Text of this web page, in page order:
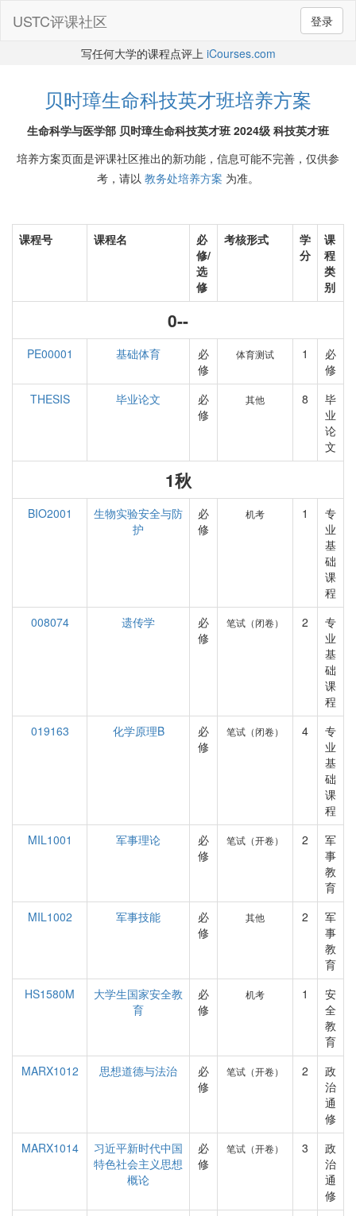
登录
USTC评课社区
写任何大学的课程点评上 iCourses.com
贝时璋生命科技英才班培养方案
生命科学与医学部 贝时璋生命科技英才班 2024级 科技英才班
培养方案页面是评课社区推出的新功能，信息可能不完善，仅供参
考，请以 教务处培养方案 为准。
课程号 课程名
必
修/
选
修
考核形式
学
分
课
程
类
别
0--
PE00001 基础体育
必
修
体育测试 1
必
修
THESIS
毕业论文
必
修
其他 8
毕
业
论
文
1秋
BIO2001
生物实验安全与防
护
必
修
机考 1
专
业
基
础
课
程
008074
遗传学
必
修
笔试（闭卷） 2
专
业
基
础
课
程
019163
化学原理B
必
修
笔试（闭卷） 4
专
业
基
础
课
程
MIL1001
军事理论
必
修
笔试（开卷） 2
军
事
教
育
MIL1002
军事技能
必
修
其他 2
军
事
教
育
HS1580M
大学生国家安全教
育
必
修
机考 1
安
全
教
育
MARX1012
思想道德与法治
必
修
笔试（开卷） 2
政
治
通
修
MARX1014
习近平新时代中国
特色社会主义思想
概论
必
修
笔试（开卷） 3
政
治
通
修